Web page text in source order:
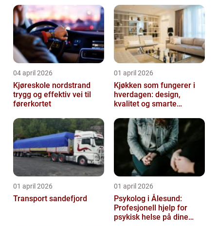
04 april 2026
Kjøreskole nordstrand
trygg og effektiv vei til
førerkortet
01 april 2026
Kjøkken som fungerer i
hverdagen: design,
kvalitet og smarte
01 april 2026
Transport sandefjord
01 april 2026
Psykolog i Ålesund:
Profesjonell hjelp for
psykisk helse på dine